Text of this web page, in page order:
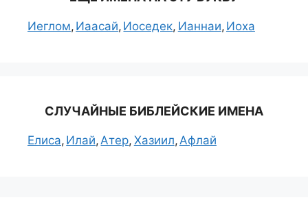
Иеглом Иаасай Иоседек Ианнаи Иоха
СЛУЧАЙНЫЕ БИБЛЕЙСКИЕ ИМЕНА
Елиса Илай Атер Хазиил Афлай